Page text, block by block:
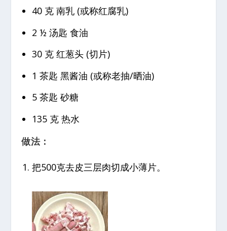
40 克 南乳 (或称红腐乳)
2 ½ 汤匙 食油
30 克 红葱头 (切片)
1 茶匙 黑酱油 (或称老抽/晒油)
5 茶匙 砂糖
135 克 热水
做法：
把500克去皮三层肉切成小薄片。